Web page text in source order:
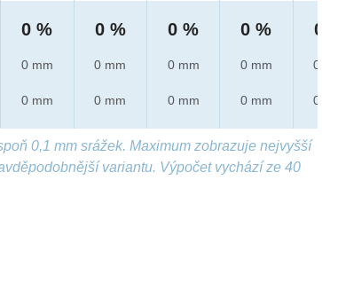
0 %
0 mm
0 mm
0 %
0 mm
0 mm
0 %
0 mm
0 mm
0 %
0 mm
0 mm
0 %
0 mm
0 mm
0,1 mm srážek. Maximum zobrazuje nejvyšší
variantu. Výpočet vychází ze 40